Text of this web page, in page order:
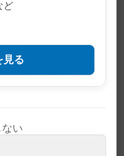
い。そして、金
念を胸に秘めた
界の平和と人類
う。
ど
見る
い